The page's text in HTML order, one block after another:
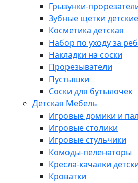
Грызунки-
Зубные щетки детские
Косметика детская
Набор по уходу за
Накладки на соски
Прорезыватели
Пустышки
Соски для бутылочек
Детская Мебель
Игровые домики и
Игровые столики
Игровые стульчики
Комоды-пеленаторы
Кресла-качалки
Кроватки